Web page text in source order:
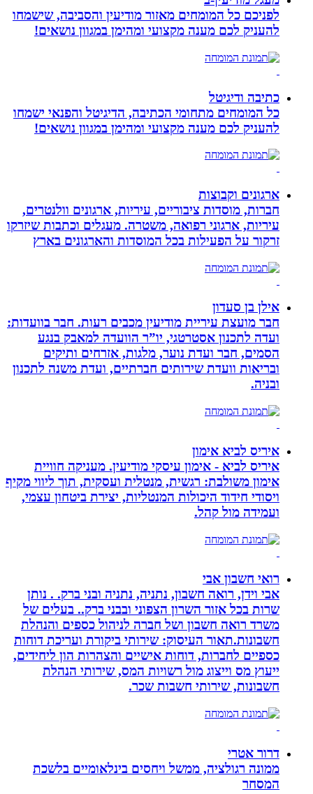
לפניכם כל המומחים מאזור מודיעין והסביבה, שישמחו
להעניק לכם מענה מקצועי ומהימן במגוון נושאים!
כתיבה ודיגיטל
כל המומחים מתחומי הכתיבה, הדיגיטל והפנאי ישמחו
להעניק לכם מענה מקצועי ומהימן במגוון נושאים!
ארגונים וקבוצות
חברות, מוסדות ציבוריים, עיריות, ארגונים וולנטרים,
עיריות, ארגוני רפואה, משטרה. מעגלים וכתבות שיזרקו
זרקור על הפעילות בכל המוסדות והארגונים בארץ
אילן בן סעדון
חבר מועצת עיריית מודיעין מכבים רעות. חבר בוועדות:
ועדה לתכנון אסטרטגי, יו”ר הוועדה למאבק בנגע
הסמים, חבר ועדת נוער, מלגות, אזרחים ותיקים
ובריאות וועדת שירותים חברתיים, ועדת משנה לתכנון
ובניה.
איריס לביא אימון
איריס לביא - אימון עיסקי מודיעין. מעניקה חוויית
אימון משולבת: רגשית, מנטלית ועסקית, תוך ליווי מקיף
ויסודי חידוד היכולות המנטליות, יצירת ביטחון עצמי,
ועמידה מול קהל.
רואי חשבון אבי
אבי וידן, רואה חשבון, נתניה, נתניה ובני ברק. . נותן
שרות בכל אזור השרון הצפוני ובבני ברק.. בעלים של
משרד רואה חשבון ושל חברה לניהול כספים והנהלת
חשבונות.תאור העיסוק: שירותי ביקורת ועריכת דוחות
כספיים לחברות, דוחות אישיים והצהרות הון ליחידים,
ייעוץ מס וייצוג מול רשויות המס, שירותי הנהלת
חשבונות, שירותי חשבות שכר.
דרור אטרי
ממונה רגולציה, ממשל ויחסים בינלאומיים בלשכת
המסחר